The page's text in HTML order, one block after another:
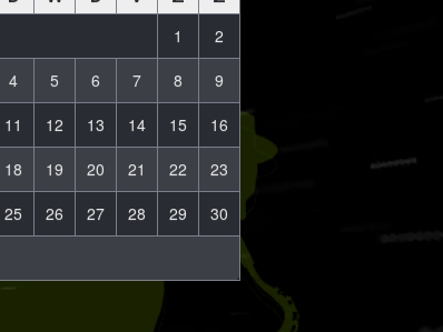
1
2
4 5 6 7 8
9
11 12 13 14 15
16
18 19 20 21 22
23
25 26 27 28 29
30